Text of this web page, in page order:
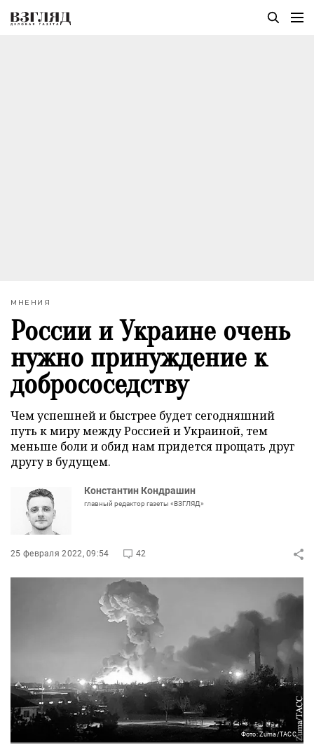
МНЕНИЯ
России и Украине очень
нужно принуждение к
добрососедству
Чем успешней и быстрее будет сегодняшний
путь к миру между Россией и Украиной, тем
меньше боли и обид нам придется прощать друг
другу в будущем.
Константин Кондрашин
главный редактор газеты «ВЗГЛЯД»
25 февраля 2022, 09:54 42
Фото: Zuma/ТАСС